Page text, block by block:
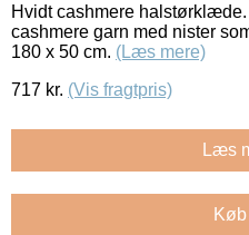
Hvidt cashmere
cashmere garn med nister
180 x 50 cm. (Læs mere)
717 kr. (Vis fragtpris)
Læs